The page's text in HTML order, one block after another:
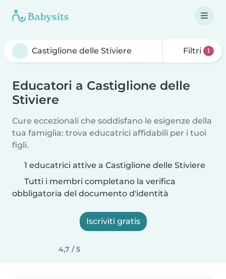
Filtri 1
Educatori a Castiglione delle
Stiviere
Cure eccezionali che soddisfano le esigenze della
tua famiglia: trova educatrici affidabili per i tuoi
figli.
1 educatrici attive a Castiglione delle Stiviere
Tutti i membri completano la verifica
obbligatoria del documento d'identità
Iscriviti gratis
4,7 / 5